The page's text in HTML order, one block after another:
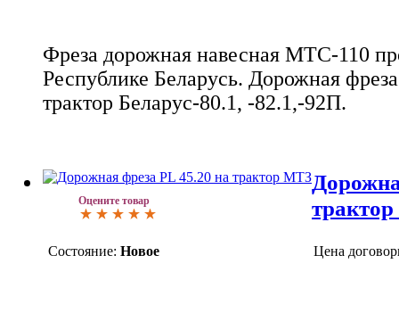
Фреза дорожная навесная МТС-110
Республике Беларусь. Дорожная
трактор Беларус-80.1, -82.1,-92П.
Оцените товар
Состояние: Новое Цена